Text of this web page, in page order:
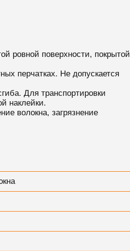
ровной поверхности, покрытой
перчатках. Не допускается
Для транспортировки
наклейки.
волокна, загрязнение